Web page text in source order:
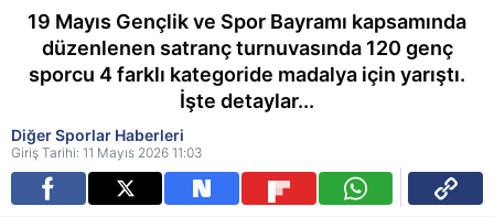
19 Mayıs Gençlik ve Spor Bayramı kapsamında
düzenlenen satranç turnuvasında 120 genç
sporcu 4 farklı kategoride madalya için yarıştı.
İşte detaylar...
Diğer Sporlar Haberleri
Giriş Tarihi: 11 Mayıs 2026 11:03